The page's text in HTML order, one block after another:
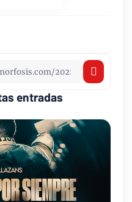
entradas